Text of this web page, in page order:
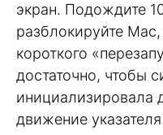
экран. Подождите
разблокируйте
короткого
достаточно, чтобы
инициализировала
движение